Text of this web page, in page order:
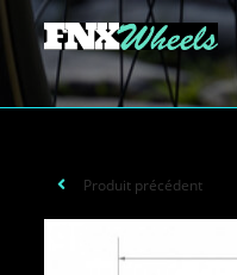
Produit précédent